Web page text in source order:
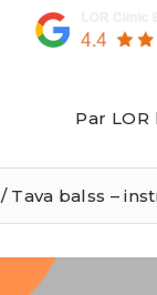
Par
/ Tava balss –